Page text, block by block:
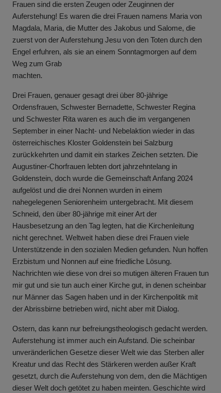
Frauen sind die ersten Zeugen oder Zeuginnen der
Auferstehung! Es waren die drei Frauen namens Maria von
Magdala, Maria, die Mutter des Jakobus und Salome, die
zuerst von der Auferstehung Jesu von den Toten durch den
Engel erfuhren, als sie an einem Sonntagmorgen auf dem
Weg zum Grab
Drei Frauen, genauer gesagt drei über 80-jährige
Ordensfrauen, Schwester Bernadette, Schwester Regina
und Schwester Rita waren es auch die im vergangenen
September in einer Nacht- und Nebelaktion wieder in das
österreichisches Kloster Goldenstein bei Salzburg
zurückkehrten und damit ein starkes Zeichen setzten. Die
Augustiner-Chorfrauen lebten dort jahrzehntelang in
Goldenstein, doch wurde die Gemeinschaft Anfang 2024
aufgelöst und die drei Nonnen wurden in einem
nahegelegenen Seniorenheim untergebracht. Mit diesem
Schneid, den über 80-jährige mit einer Art der
Hausbesetzung an den Tag legten, hat die Kirchenleitung
nicht gerechnet. Weltweit haben diese drei Frauen viele
Unterstützende in den sozialen Medien gefunden. Nun hoffen
Erzbistum und Nonnen auf eine friedliche Lösung.
Nachrichten wie diese von drei so mutigen älteren Frauen tun
mir gut und sie tun auch einer Kirche gut, in denen scheinbar
nur Männer das Sagen haben und in der Kirchenpolitik mit
der Abrissbirne betrieben wird, nicht aber mit Dialog.
Ostern, das kann nur befreiungstheologisch gedacht werden.
Auferstehung ist immer auch ein Aufstand. Die scheinbar
unveränderlichen Gesetze dieser Welt wie das Sterben aller
Kreatur und das Recht des Stärkeren werden außer Kraft
gesetzt, durch die Auferstehung von dem, den die Mächtigen
dieser Welt doch getötet zu haben meinten. Geschichte wird